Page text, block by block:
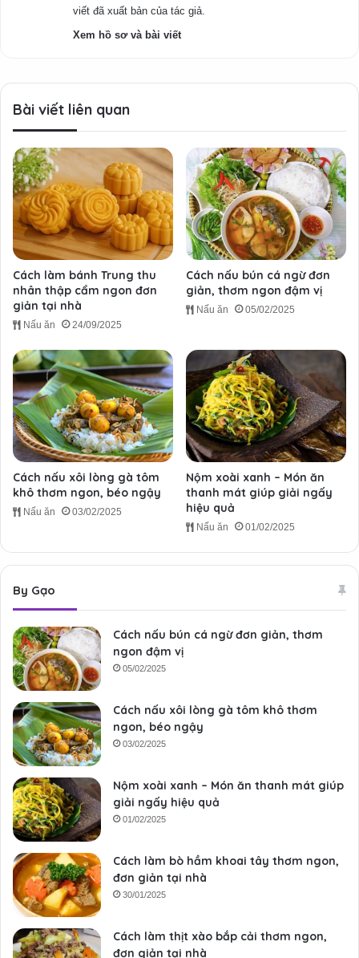
viết đã xuất bản của tác giả.
Xem hồ sơ và bài viết
Bài viết liên quan
Cách làm bánh Trung thu
nhân thập cẩm ngon đơn
giản tại nhà
Nấu ăn 24/09/2025
Cách nấu bún cá ngừ đơn
giản, thơm ngon đậm vị
Nấu ăn 05/02/2025
Cách nấu xôi lòng gà tôm
khô thơm ngon, béo ngậy
Nấu ăn 03/02/2025
Nộm xoài xanh – Món ăn
thanh mát giúp giải ngấy
hiệu quả
Nấu ăn 01/02/2025
By Gạo
Cách nấu bún cá ngừ đơn giản, thơm
ngon đậm vị
05/02/2025
Cách nấu xôi lòng gà tôm khô thơm
ngon, béo ngậy
03/02/2025
Nộm xoài xanh – Món ăn thanh mát giúp
giải ngấy hiệu quả
01/02/2025
Cách làm bò hầm khoai tây thơm ngon,
đơn giản tại nhà
30/01/2025
Cách làm thịt xào bắp cải thơm ngon,
đơn giản tại nhà